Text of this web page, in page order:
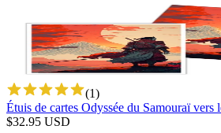
(1)
Étuis de cartes Odyssée du Samouraï vers
$32.95 USD